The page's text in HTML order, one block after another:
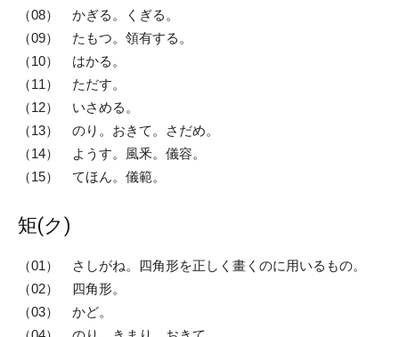
（08） かぎる。くぎる。
（09） たもつ。領有する。
（10） はかる。
（11） ただす。
（12） いさめる。
（13） のり。おきて。さだめ。
（14） ようす。風釆。儀容。
（15） てほん。儀範。
矩(ク)
（01） さしがね。四角形を正しく畫くのに用いるもの。
（02） 四角形。
（03） かど。